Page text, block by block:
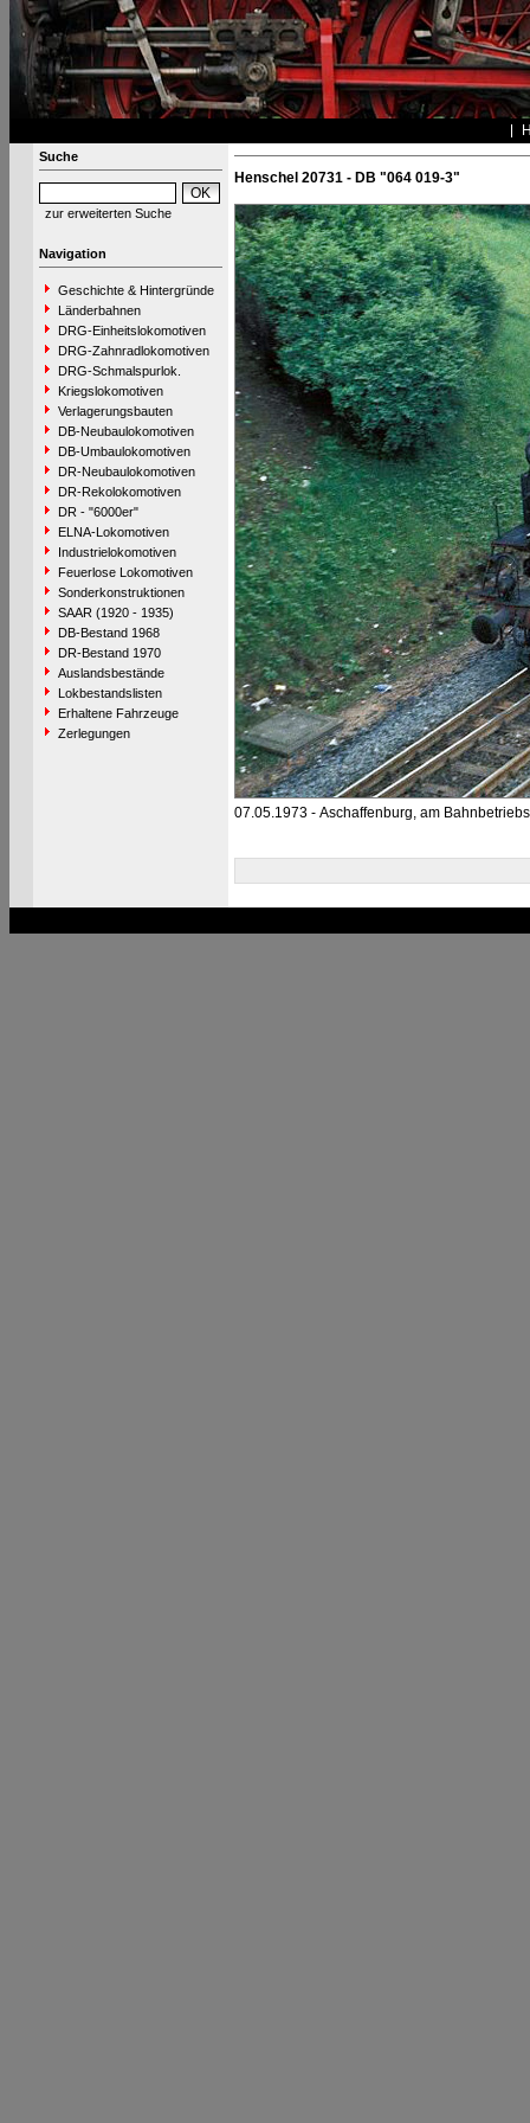
Suche
zur erweiterten Suche
Navigation
Geschichte & Hintergründe
Länderbahnen
DRG-Einheitslokomotiven
DRG-Zahnradlokomotiven
DRG-Schmalspurlok.
Kriegslokomotiven
Verlagerungsbauten
DB-Neubaulokomotiven
DB-Umbaulokomotiven
DR-Neubaulokomotiven
DR-Rekolokomotiven
DR - "6000er"
ELNA-Lokomotiven
Industrielokomotiven
Feuerlose Lokomotiven
Sonderkonstruktionen
SAAR (1920 - 1935)
DB-Bestand 1968
DR-Bestand 1970
Auslandsbestände
Lokbestandslisten
Erhaltene Fahrzeuge
Zerlegungen
Henschel 20731 - DB "064 019-3"
07.05.1973 - Aschaffenburg, am